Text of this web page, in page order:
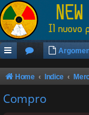
Home Indice
Compro